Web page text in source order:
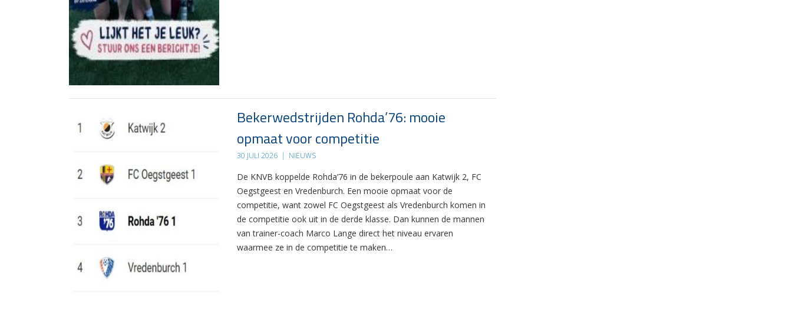
Bekerwedstrijden Rohda’76: mooie
opmaat voor competitie
30 JULI 2026 | NIEUWS
De KNVB koppelde Rohda’76 in de bekerpoule aan Katwijk 2, FC
Oegstgeest en Vredenburch. Een mooie opmaat voor de
competitie, want zowel FC Oegstgeest als Vredenburch komen in
de competitie ook uit in de derde klasse. Dan kunnen de mannen
van trainer-coach Marco Lange direct het niveau ervaren
waarmee ze in de competitie te maken…